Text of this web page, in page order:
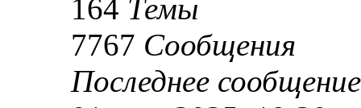
164 Темы
7767 Сообщения
Последнее сообщение